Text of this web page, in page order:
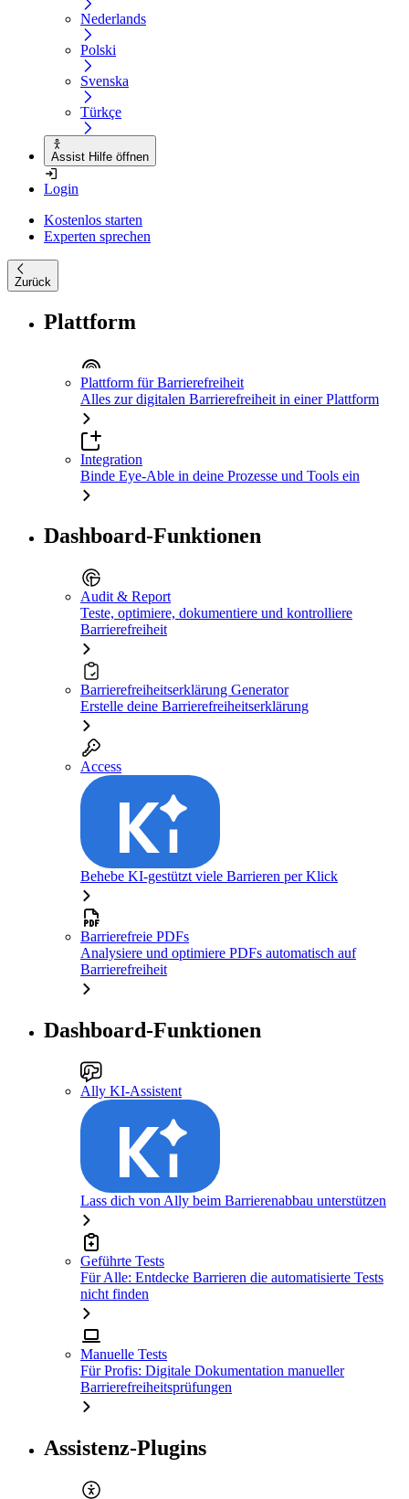
Nederlands
Polski
Svenska
Türkçe
Assist Hilfe öffnen
Login
Kostenlos starten
Experten sprechen
Zurück
Plattform
Plattform für Barrierefreiheit
Alles zur digitalen Barrierefreiheit in einer Plattform
Integration
Binde Eye-Able in deine Prozesse und Tools ein
Dashboard-Funktionen
Audit & Report
Teste, optimiere, dokumentiere und kontrolliere
Barrierefreiheit
Barrierefreiheitserklärung Generator
Erstelle deine Barrierefreiheitserklärung
Access
Behebe KI-gestützt viele Barrieren per Klick
Barrierefreie PDFs
Analysiere und optimiere PDFs automatisch auf
Barrierefreiheit
Dashboard-Funktionen
Ally KI-Assistent
Lass dich von Ally beim Barrierenabbau unterstützen
Geführte Tests
Für Alle: Entdecke Barrieren die automatisierte Tests
nicht finden
Manuelle Tests
Für Profis: Digitale Dokumentation manueller
Barrierefreiheitsprüfungen
Assistenz-Plugins